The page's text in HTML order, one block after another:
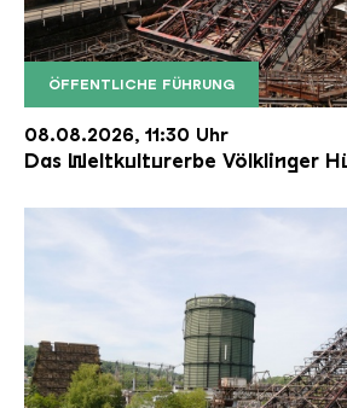
ÖFFENTLICHE FÜHRUNG
Der Erzschrägaufzug der
Copyright: Weltkulturerbe
08.08.2026, 11:30 Uhr
Das Weltkulturerbe Völklinger